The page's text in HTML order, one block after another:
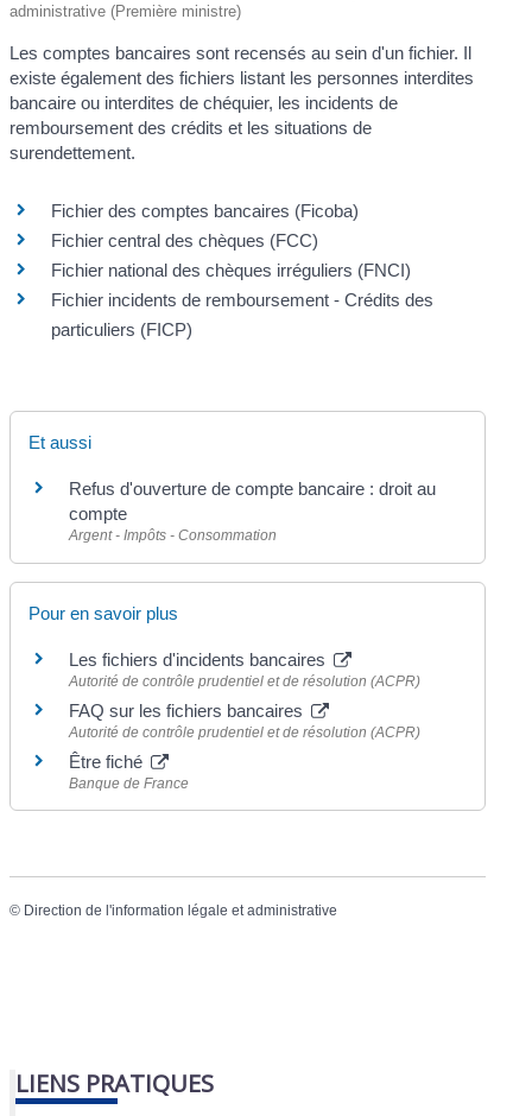
administrative (Première ministre)
Les comptes bancaires sont recensés au sein d'un fichier. Il
existe également des fichiers listant les personnes interdites
bancaire ou interdites de chéquier, les incidents de
remboursement des crédits et les situations de
surendettement.
Fichier des comptes bancaires (Ficoba)
Fichier central des chèques (FCC)
Fichier national des chèques irréguliers (FNCI)
Fichier incidents de remboursement - Crédits des
particuliers (FICP)
Et aussi
Refus d'ouverture de compte bancaire : droit au
compte
Argent - Impôts - Consommation
Pour en savoir plus
Les fichiers d'incidents bancaires
Autorité de contrôle prudentiel et de résolution (ACPR)
FAQ sur les fichiers bancaires
Autorité de contrôle prudentiel et de résolution (ACPR)
Être fiché
Banque de France
© Direction de l'information légale et administrative
LIENS PRATIQUES